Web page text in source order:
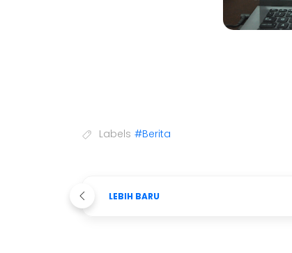
Labels #Berita
LEBIH BARU